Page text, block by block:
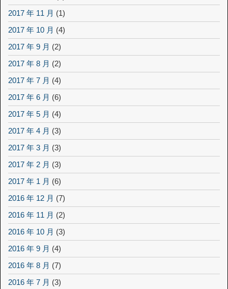
2017 年 11 月 (1)
2017 年 10 月 (4)
2017 年 9 月 (2)
2017 年 8 月 (2)
2017 年 7 月 (4)
2017 年 6 月 (6)
2017 年 5 月 (4)
2017 年 4 月 (3)
2017 年 3 月 (3)
2017 年 2 月 (3)
2017 年 1 月 (6)
2016 年 12 月 (7)
2016 年 11 月 (2)
2016 年 10 月 (3)
2016 年 9 月 (4)
2016 年 8 月 (7)
2016 年 7 月 (3)